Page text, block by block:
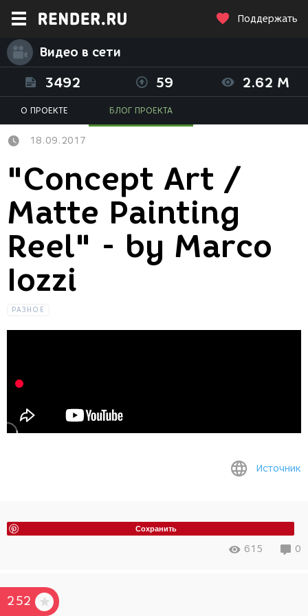
Поддержать
Видео в сети
3492 59 2.62 M
О ПРОЕКТЕ БЛОГ ПРОЕКТА
18.09.2017
"Concept Art /
Matte Painting
Reel" - by Marco
Iozzi
РАЗНОЕ
Источник
Сохранить
615 0
252